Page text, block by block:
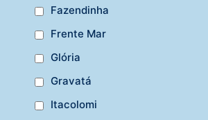
Fazendinha
Frente Mar
Glória
Gravatá
Itacolomi